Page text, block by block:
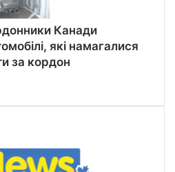
Канади
які намагалися
за кордон